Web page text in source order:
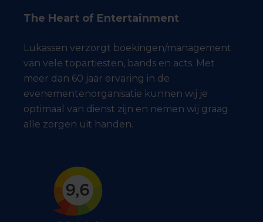
The Heart of Entertainment
Lukassen verzorgt boekingen/management
van vele topartiesten, bands en acts. Met
meer dan 60 jaar ervaring in de
evenementenorganisatie kunnen wij je
optimaal van dienst zijn en nemen wij graag
alle zorgen uit handen.